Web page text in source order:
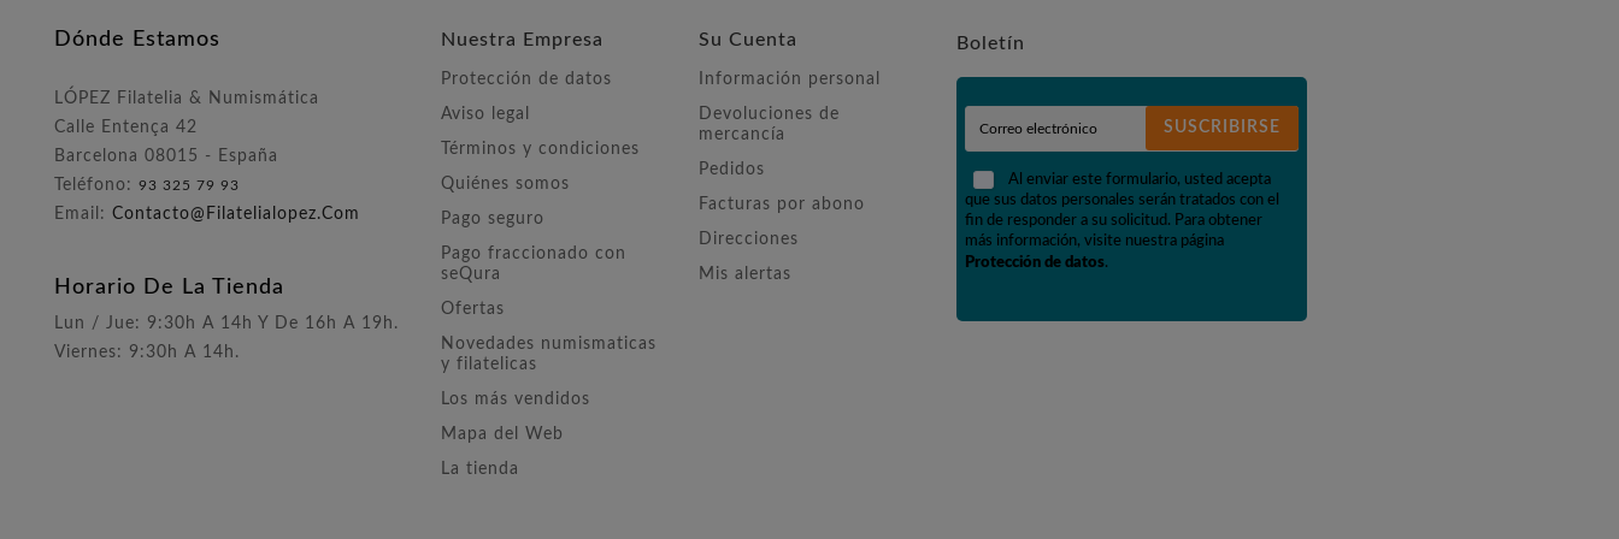
Dónde Estamos
LÓPEZ Filatelia & Numismática
Calle Entença 42
Barcelona 08015 - España
Teléfono: 93 325 79 93
Email: Contacto@filatelialopez.com
Horario De La Tienda
Lun / Jue: 9:30h A 14h Y De 16h A 19h.
Viernes: 9:30h A 14h.
Nuestra Empresa
Protección de datos
Aviso legal
Términos y condiciones
Quiénes somos
Pago seguro
Pago fraccionado con
seQura
Ofertas
Novedades numismaticas
y filatelicas
Los más vendidos
Mapa del Web
La tienda
Su Cuenta
Información personal
Devoluciones de
mercancía
Pedidos
Facturas por abono
Direcciones
Mis alertas
Boletín
SUSCRIBIRSE
Al enviar este formulario, usted acepta
que sus datos personales serán tratados con el
fin de responder a su solicitud. Para obtener
más información, visite nuestra página
Protección de datos.